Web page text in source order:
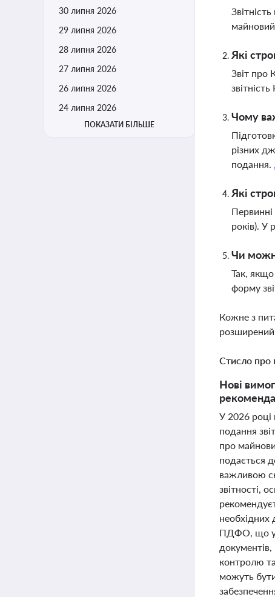
30 липня 2026
29 липня 2026
28 липня 2026
27 липня 2026
26 липня 2026
24 липня 2026
ПОКАЗАТИ БІЛЬШЕ
Які
Звіт про
Чому
різних
подання.
Які
років). У
Чи
Так, якщо
форму
Кожне з
розширений
Стисло про
Нові
У 2026 році
подання
про
подається
важливою
звітності,
необхідних
ПДФО, що
контролю
можуть